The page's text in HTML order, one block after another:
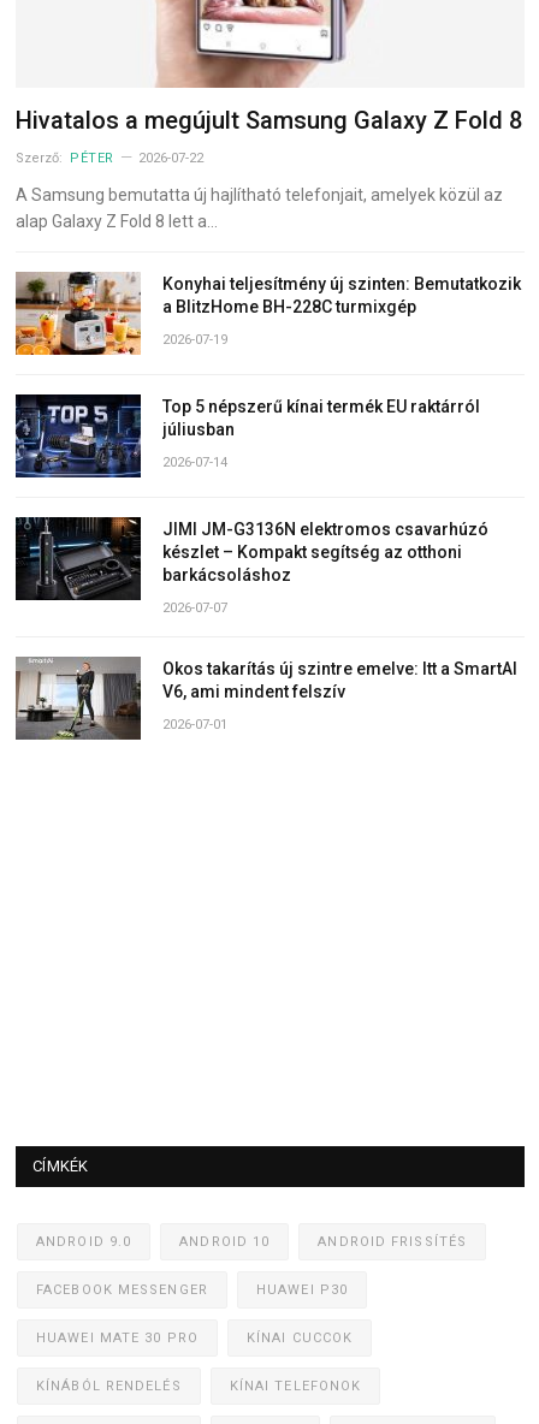
Hivatalos a megújult Samsung Galaxy Z Fold 8
Szerző: PÉTER 2026-07-22
A Samsung bemutatta új hajlítható telefonjait, amelyek közül az
alap Galaxy Z Fold 8 lett a…
Konyhai teljesítmény új szinten: Bemutatkozik
a BlitzHome BH-228C turmixgép
2026-07-19
Top 5 népszerű kínai termék EU raktárról
júliusban
2026-07-14
JIMI JM-G3136N elektromos csavarhúzó
készlet – Kompakt segítség az otthoni
barkácsoláshoz
2026-07-07
Okos takarítás új szintre emelve: Itt a SmartAI
V6, ami mindent felszív
2026-07-01
CÍMKÉK
ANDROID 9.0 ANDROID 10 ANDROID FRISSÍTÉS
FACEBOOK MESSENGER HUAWEI P30
HUAWEI MATE 30 PRO KÍNAI CUCCOK
KÍNÁBÓL RENDELÉS KÍNAI TELEFONOK